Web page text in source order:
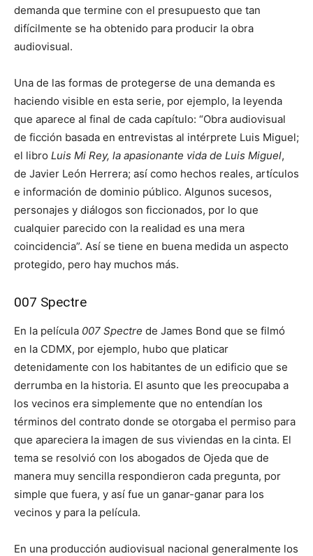
demanda que termine con el presupuesto que tan
difícilmente se ha obtenido para producir la obra
audiovisual.
Una de las formas de protegerse de una demanda es
haciendo visible en esta serie, por ejemplo, la leyenda
que aparece al final de cada capítulo: “Obra audiovisual
de ficción basada en entrevistas al intérprete Luis Miguel;
el libro Luis Mi Rey, la apasionante vida de Luis Miguel,
de Javier León Herrera; así como hechos reales, artículos
e información de dominio público. Algunos sucesos,
personajes y diálogos son ficcionados, por lo que
cualquier parecido con la realidad es una mera
coincidencia”. Así se tiene en buena medida un aspecto
protegido, pero hay muchos más.
007 Spectre
En la película 007 Spectre de James Bond que se filmó
en la CDMX, por ejemplo, hubo que platicar
detenidamente con los habitantes de un edificio que se
derrumba en la historia. El asunto que les preocupaba a
los vecinos era simplemente que no entendían los
términos del contrato donde se otorgaba el permiso para
que apareciera la imagen de sus viviendas en la cinta. El
tema se resolvió con los abogados de Ojeda que de
manera muy sencilla respondieron cada pregunta, por
simple que fuera, y así fue un ganar-ganar para los
vecinos y para la película.
En una producción audiovisual nacional generalmente los